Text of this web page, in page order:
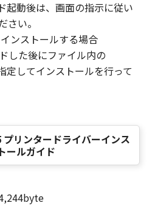
客様と第三者との間に生
いても、一切責任を負わ
が、『同意』を示す下
した時点、または「本ソ
より終了されるまで有
トウェア」およびその
および消去することによ
いずれかの条項に違反
ちに終了します。
起動後は、画面の指示に従い
さい。
ンストールする場合
した後にファイル内の
定してインストールを行って
リンタードライバーインス
トールガイド